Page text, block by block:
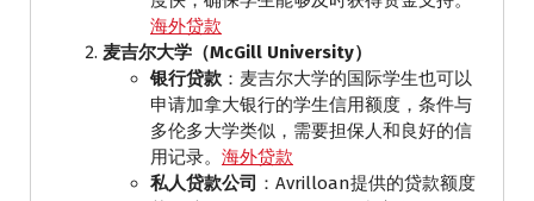
海外贷款
麦吉尔大学（McGill University）
银行贷款 ：​麦吉尔大学的国际学生也可以
申请加拿大银行的学生信用额度，条件与
多伦多大学类似，需要担保人和良好的信
用记录。​ 海外贷款
私人贷款公司 ：​Avrilloan提供的贷款额度